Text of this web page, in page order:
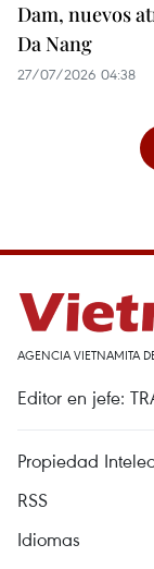
Dam, nuevos
Da Nang
27/07/2026 04:38
AGENCIA VIETNAMITA
Editor en jefe:
Propiedad
RSS
Idiomas